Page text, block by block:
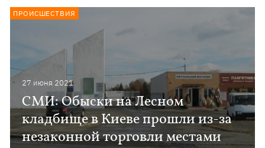
27 июня 2021
СМИ: Обыски на Лесном
кладбище в Киеве прошли из-за
незаконной торговли местами
ПРОИСШЕСТВИЯ